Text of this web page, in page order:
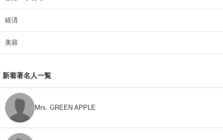
経済
美容
新着著名人一覧
Mrs. GREEN APPLE